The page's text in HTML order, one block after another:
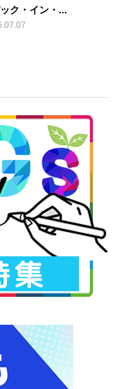
ク・イン・...